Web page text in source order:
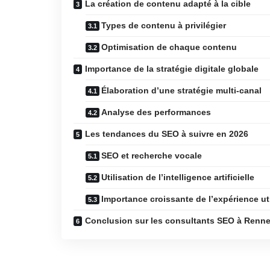
La création de contenu adapté à la cible
Types de contenu à privilégier
Optimisation de chaque contenu
Importance de la stratégie digitale globale
Élaboration d’une stratégie multi-canal
Analyse des performances
Les tendances du SEO à suivre en 2026
SEO et recherche vocale
Utilisation de l’intelligence artificielle
Importance croissante de l’expérience
Conclusion sur les consultants SEO à